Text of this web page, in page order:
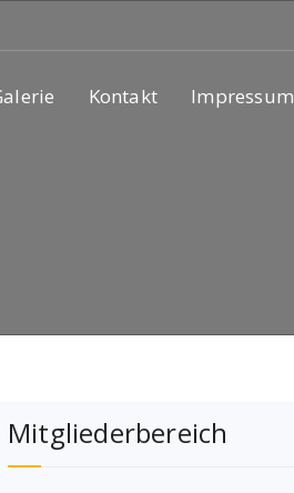
Kontakt Impressum
Mitgliederbereich